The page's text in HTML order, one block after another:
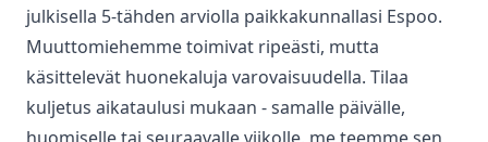
julkisella 5-tähden arviolla paikkakunnallasi Espoo.
Muuttomiehemme toimivat ripeästi, mutta
käsittelevät huonekaluja varovaisuudella. Tilaa
kuljetus aikataulusi mukaan - samalle päivälle,